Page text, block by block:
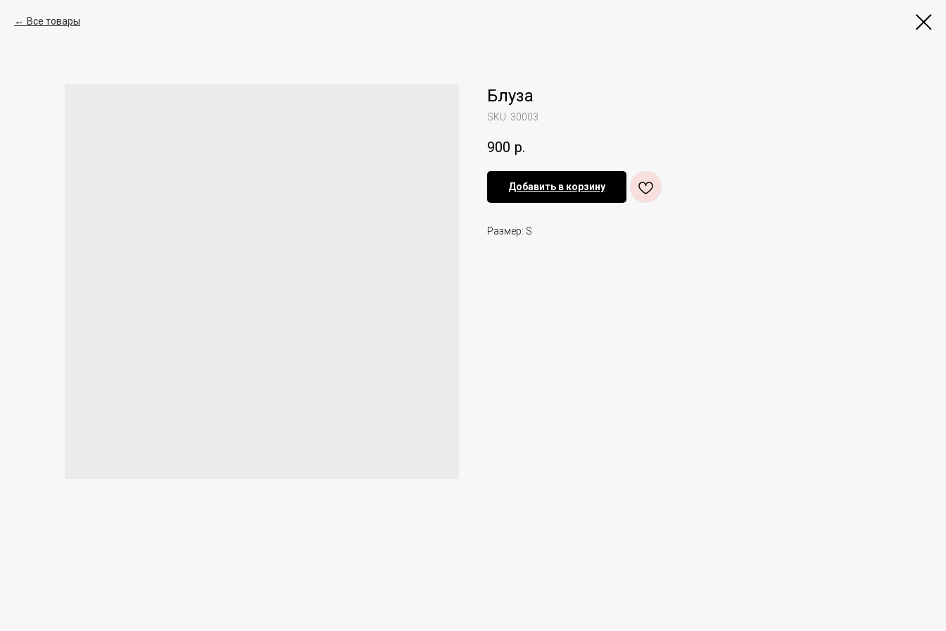
Все товары
Блуза
SKU: 30003
900 р.
Добавить в корзину
Размер: S